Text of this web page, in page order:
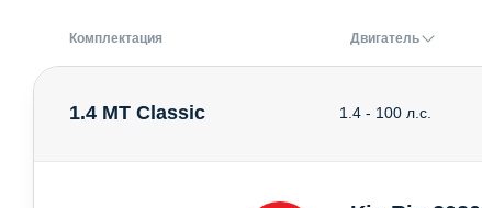
Комплектация Двигатель
1.4 MT Classic 1.4 - 100 л.с.